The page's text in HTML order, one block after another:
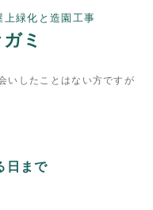
上緑化と造園工事
ミ
いしたことはない方ですが
日まで